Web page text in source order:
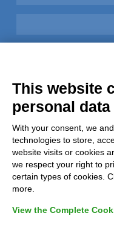
Azienda
This website
personal
With your consent, we
technologies to store,
website visits or cookies
we respect your right to
certain types of cookies.
more.
View the Complete